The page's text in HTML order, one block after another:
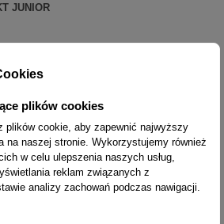
JUNIOR
19.00
SMS. W sprawach dotyczących
o kontakt mailowy, telefoniczny lub przez
plików cookies
plików cookie, aby zapewnić najwyższy
na naszej stronie. Wykorzystujemy również
w celu ulepszenia naszych usług,
reklam związanych z
analizy zachowań podczas nawigacji.